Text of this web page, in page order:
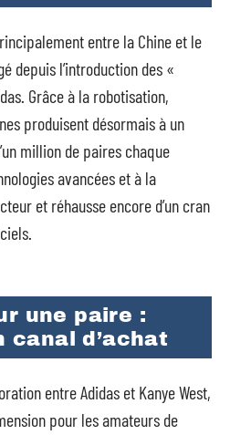
entre la Chine et le
depuis l’introduction des «
Grâce à la robotisation,
produisent désormais à un
million de paires chaque
avancées et à la
et réhausse encore d’un cran
une paire :
canal d’achat
entre Adidas et Kanye West,
pour les amateurs de